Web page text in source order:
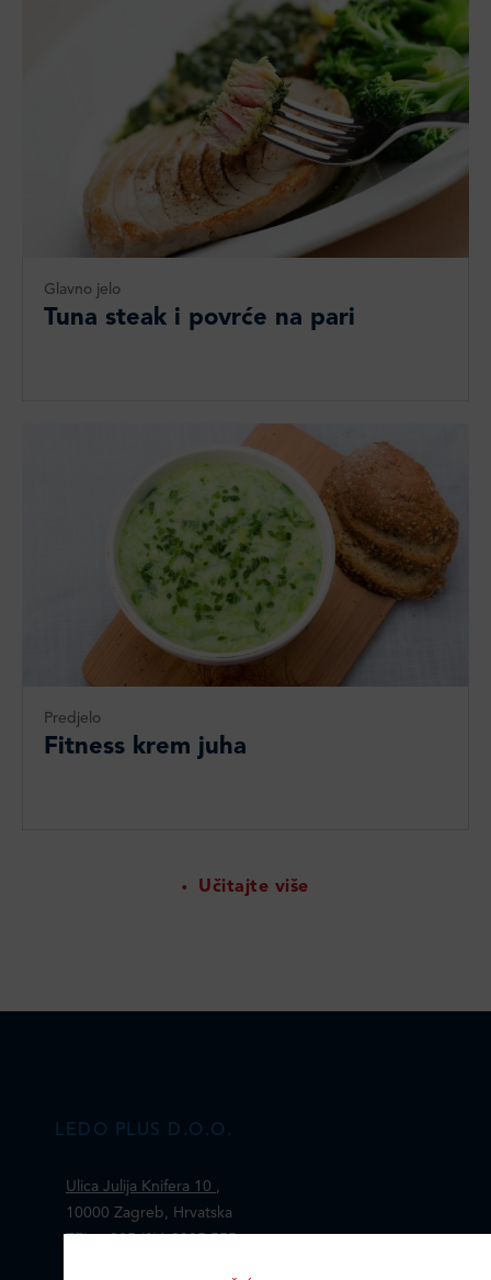
Glavno jelo
Tuna steak i povrće na pari
Predjelo
Fitness krem juha
Učitajte više
LEDO PLUS D.O.O.
Ulica Julija Knifera 10
10000 Zagreb, Hrvatska
TEL: +385 (0)1 2385 555